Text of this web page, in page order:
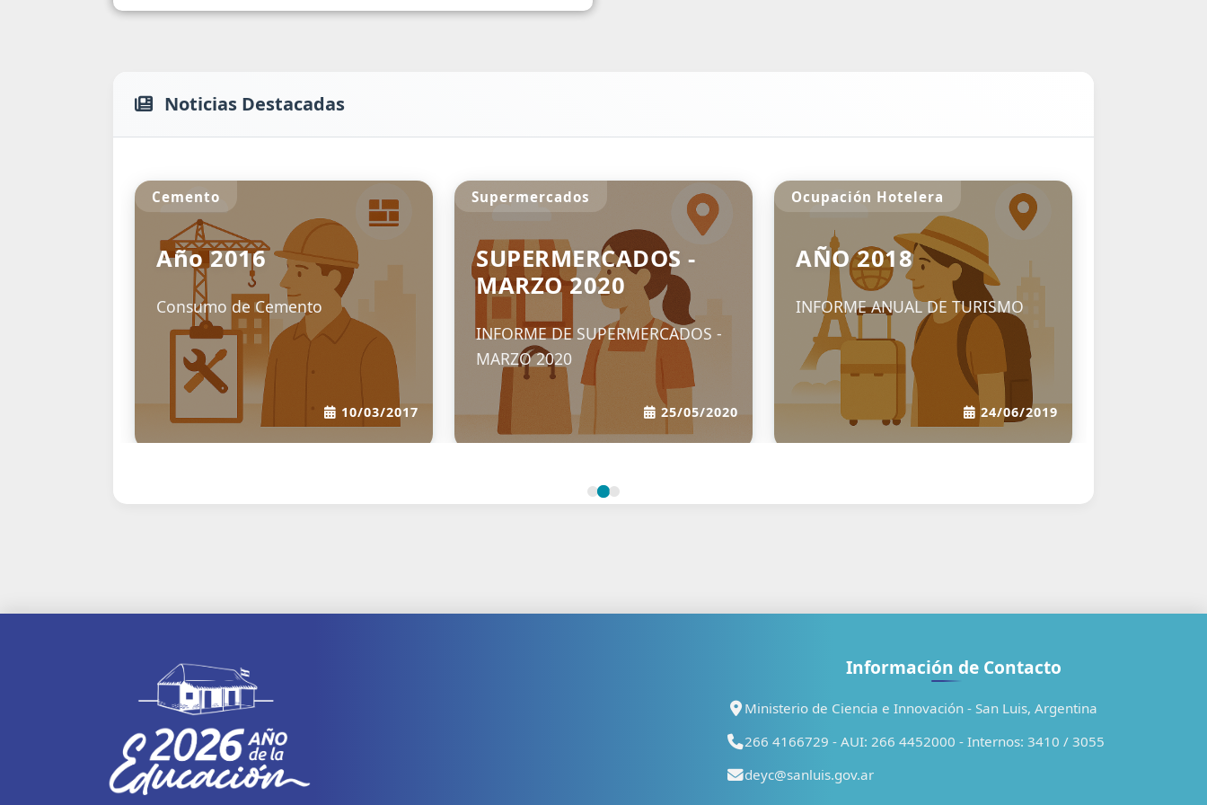
Noticias Destacadas
Cemento
Año 2016
Consumo de Cemento
10/03/2017
Supermercados
SUPERMERCADOS -
MARZO 2020
INFORME DE SUPERMERCADOS -
MARZO 2020
25/05/2020
Ocupación Hotelera
AÑO 2018
INFORME ANUAL DE TURISMO
24/06/2019
Información de Contacto
Ministerio de Ciencia e Innovación - San Luis, Argentina
266 4166729 - AUI: 266 4452000 - Internos: 3410 / 3055
deyc@sanluis.gov.ar